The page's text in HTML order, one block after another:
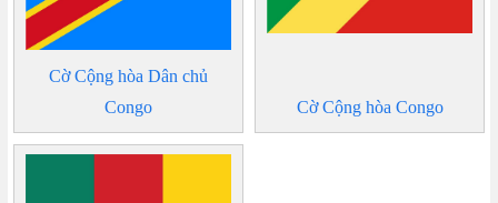
Cờ Cộng hòa Dân chủ
Congo
Cờ Cộng hòa Congo